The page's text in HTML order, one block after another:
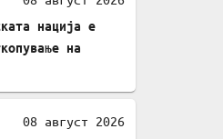
нација е
на
08 август 2026